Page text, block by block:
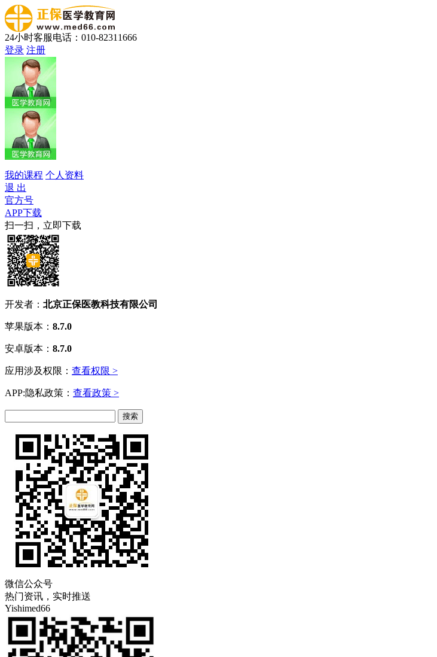
24小时客服电话：010-82311666
登录 注册
我的课程 个人资料
退 出
官方号
APP下载
扫一扫，立即下载
开发者： 北京正保医教科技有限公司
苹果版本： 8.7.0
安卓版本： 8.7.0
应用涉及权限： 查看权限 >
APP:隐私政策： 查看政策 >
微信公众号
热门资讯，实时推送
Yishimed66